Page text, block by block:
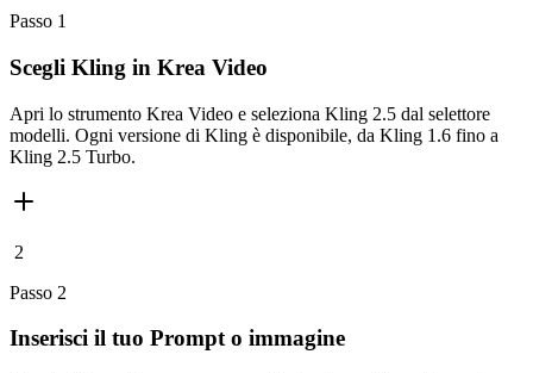
Passo 1
Scegli Kling in Krea Video
Apri lo strumento Krea Video e seleziona Kling 2.5 dal selettore
modelli. Ogni versione di Kling è disponibile, da Kling 1.6 fino a
Kling 2.5 Turbo.
2
Passo 2
Inserisci il tuo Prompt o immagine